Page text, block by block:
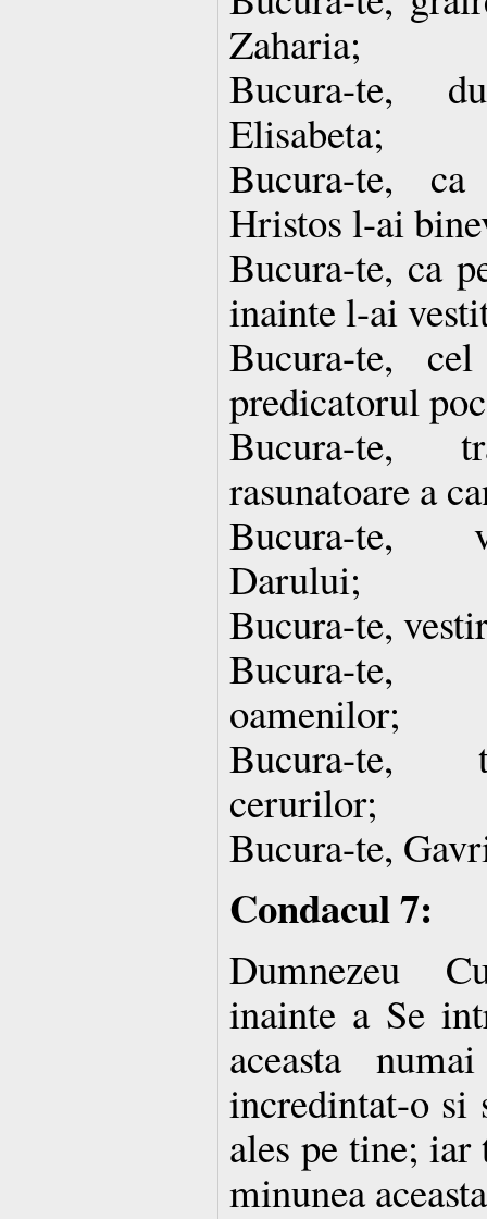
Zaharia;
Bucura-te,
Elisabeta;
Bucura-te,
Hristos l-ai
Bucura-te, ca
inainte l-ai
Bucura-te,
predicatorul
Bucura-te,
rasunatoare a
Bucura-te,
Darului;
Bucura-te,
Bucura-te,
oamenilor;
Bucura-te,
cerurilor;
Bucura-te,
Condacul 7:
Dumnezeu
inainte a Se
aceasta
incredintat-o si
ales pe tine;
minunea